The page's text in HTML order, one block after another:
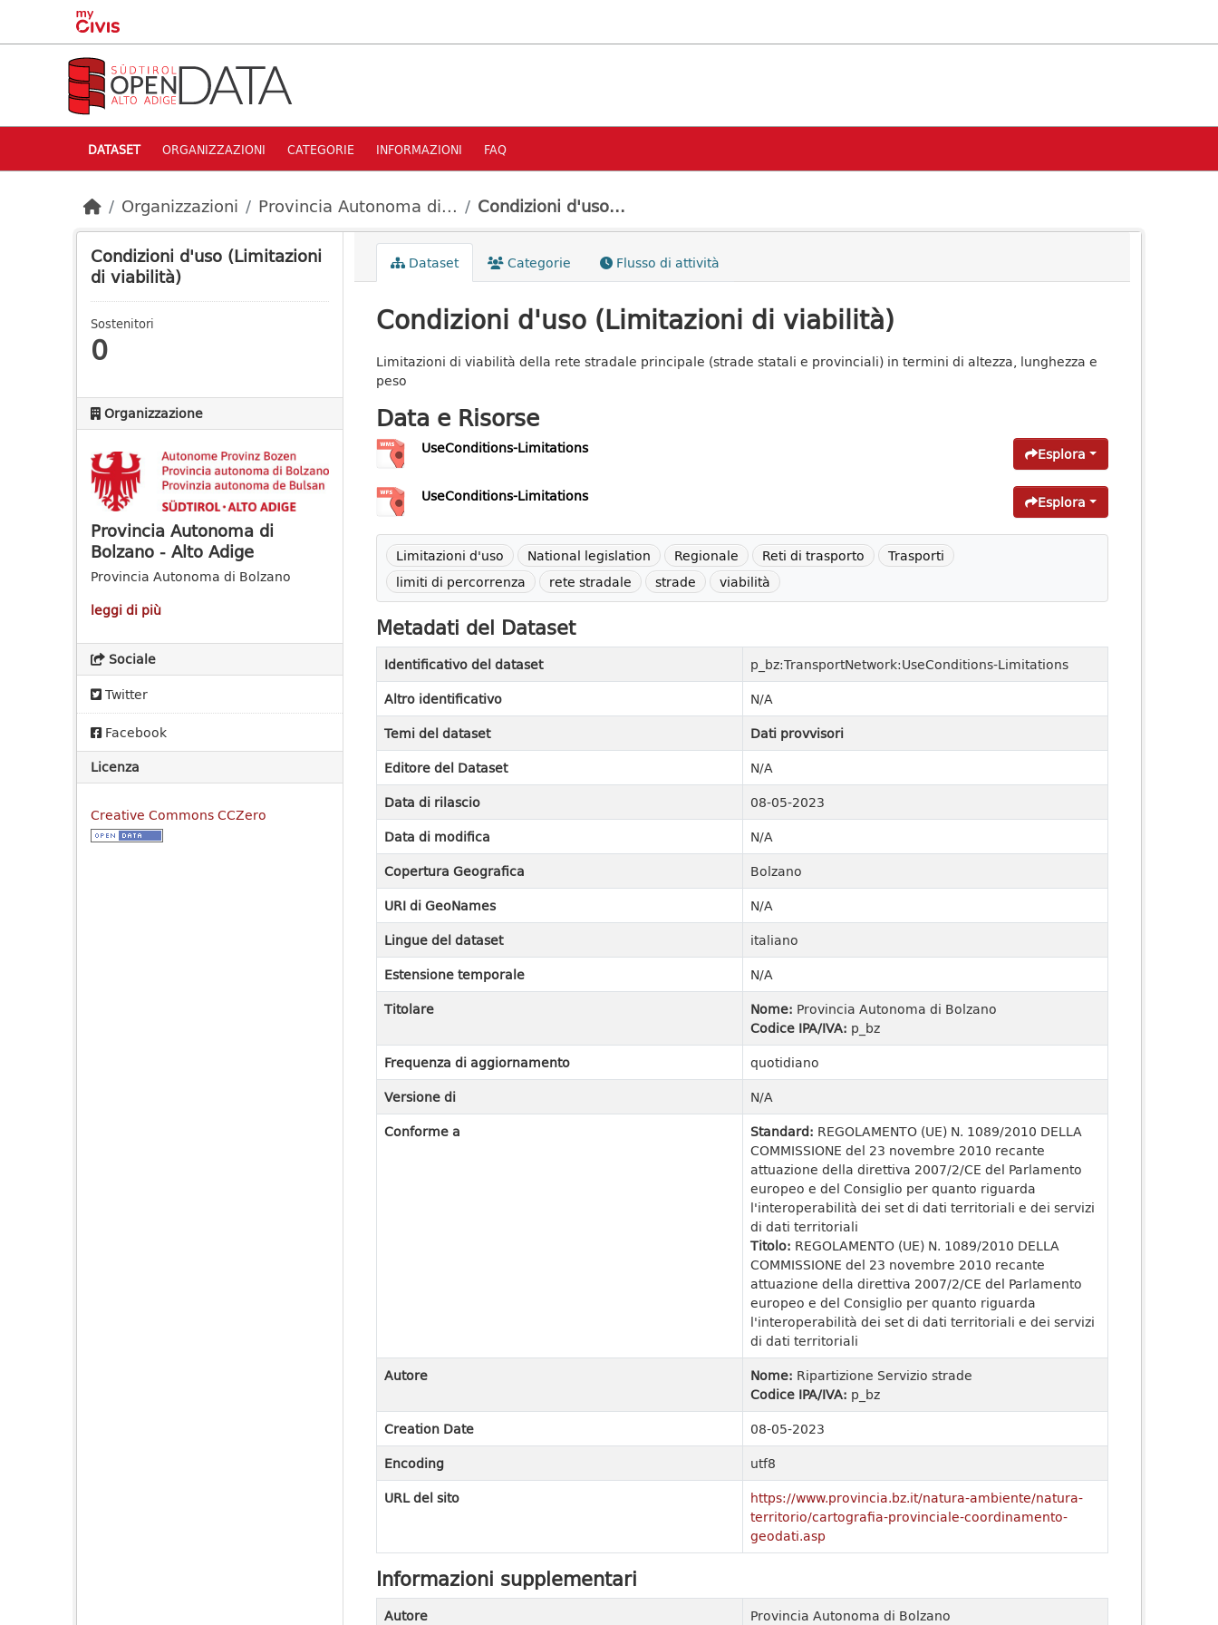
Skip to main content
DATASET ORGANIZZAZIONI CATEGORIE INFORMAZIONI FAQ
Organizzazioni Provincia Autonoma di... Condizioni d'uso...
Condizioni d'uso (Limitazioni
di viabilità)
Sostenitori
0
Organizzazione
Provincia Autonoma di
Bolzano - Alto Adige
Provincia Autonoma di Bolzano
leggi di più
Sociale
Twitter
Facebook
Licenza
Creative Commons CCZero
Dataset Categorie Flusso di attività
Condizioni d'uso (Limitazioni di viabilità)
Limitazioni di viabilità della rete stradale principale (strade statali e provinciali) in termini di altezza, lunghezza e
peso
Data e Risorse
UseConditions-Limitations Esplora
UseConditions-Limitations Esplora
Limitazioni d'uso National legislation Regionale Reti di trasporto
Trasporti
limiti di percorrenza
rete stradale strade viabilità
Metadati del Dataset
Identificativo del dataset
p_bz:TransportNetwork:UseConditions-Limitations
Altro identificativo
N/A
Temi del dataset
Dati provvisori
Editore del Dataset
N/A
Data di rilascio
08-05-2023
Data di modifica
N/A
Copertura Geografica
Bolzano
URI di GeoNames
N/A
Lingue del dataset
italiano
Estensione temporale
N/A
Titolare
Nome: Provincia Autonoma di Bolzano
Codice IPA/IVA: p_bz
Frequenza di aggiornamento
quotidiano
Versione di
N/A
Conforme a
Standard: REGOLAMENTO (UE) N. 1089/2010 DELLA
COMMISSIONE del 23 novembre 2010 recante
attuazione della direttiva 2007/2/CE del Parlamento
europeo e del Consiglio per quanto riguarda
l'interoperabilità dei set di dati territoriali e dei servizi
di dati territoriali
Titolo: REGOLAMENTO (UE) N. 1089/2010 DELLA
COMMISSIONE del 23 novembre 2010 recante
attuazione della direttiva 2007/2/CE del Parlamento
europeo e del Consiglio per quanto riguarda
l'interoperabilità dei set di dati territoriali e dei servizi
di dati territoriali
Autore
Nome: Ripartizione Servizio strade
Codice IPA/IVA: p_bz
Creation Date
08-05-2023
Encoding
utf8
URL del sito
https://www.provincia.bz.it/natura-ambiente/natura-
territorio/cartografia-provinciale-coordinamento-
geodati.asp
Informazioni supplementari
Autore Provincia Autonoma di Bolzano